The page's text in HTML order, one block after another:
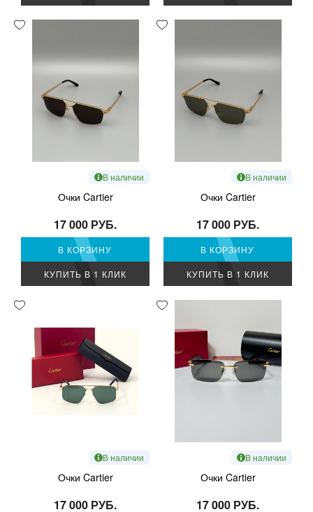
В наличии
Очки Cartier
17 000 РУБ.
В КОРЗИНУ
КУПИТЬ В 1 КЛИК
В наличии
Очки Cartier
17 000 РУБ.
В КОРЗИНУ
КУПИТЬ В 1 КЛИК
В наличии
Очки Cartier
17 000 РУБ.
В наличии
Очки Cartier
17 000 РУБ.